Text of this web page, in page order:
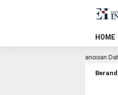
HOME
2 Bandung Imbau Pelanggan